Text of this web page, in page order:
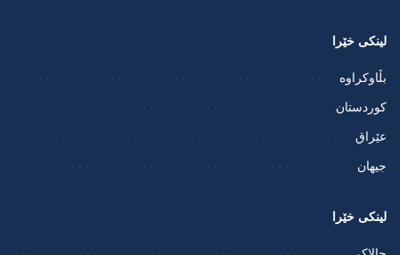
لینکی خێرا
بڵاوکراوە
کوردستان
عێراق
جیهان
لینکی خێرا